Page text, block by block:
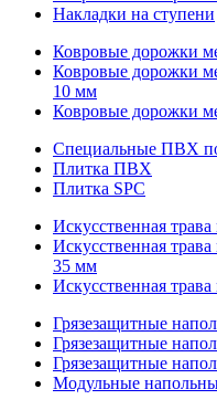
Накладки на ступени
Ковровые дорожки
Ковровые дорожки
10 мм
Ковровые дорожки
Специальные ПВХ
Плитка ПВХ
Плитка SPC
Искуccтвенная трава
Искусственная
35 мм
Искусственная
Грязезащитные
Грязезащитные
Грязезащитные
Модульные